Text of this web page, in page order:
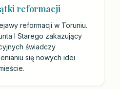
reformacji
reformacji w Toruniu.
I Starego zakazujący
świadczy
się nowych idei